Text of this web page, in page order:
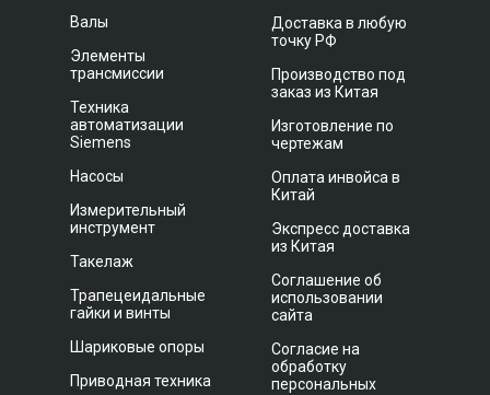
Валы
Элементы
трансмиссии
Техника
автоматизации
Siemens
Насосы
Измерительный
инструмент
Такелаж
Трапецеидальные
гайки и винты
Шариковые опоры
Приводная техника
Доставка в любую
точку РФ
Производство под
заказ из Китая
Изготовление по
чертежам
Оплата инвойса в
Китай
Экспресс доставка
из Китая
Соглашение об
использовании
сайта
Согласие на
обработку
персональных